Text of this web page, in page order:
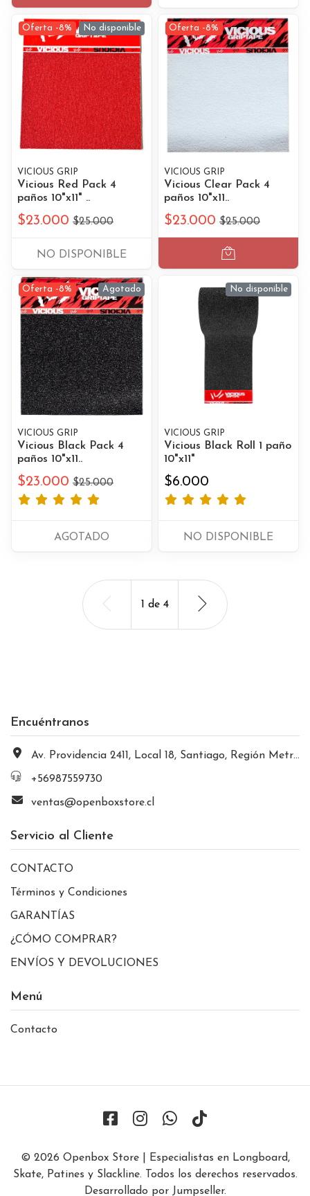
Oferta -8% No disponible
VICIOUS GRIP
Vicious Red Pack 4
paños 10"x11" ..
$23.000 $25.000
NO DISPONIBLE
Oferta -8%
VICIOUS GRIP
Vicious Clear Pack 4
paños 10"x11..
$23.000 $25.000
Oferta -8% Agotado
VICIOUS GRIP
Vicious Black Pack 4
paños 10"x11..
$23.000 $25.000
AGOTADO
No disponible
VICIOUS GRIP
Vicious Black Roll 1 paño
10"x11"
$6.000
NO DISPONIBLE
1 de 4
Encuéntranos
Av. Providencia 2411, Local 18, Santiago, Región Metropolitana, Chile
+56987559730
ventas@openboxstore.cl
Servicio al Cliente
CONTACTO
Términos y Condiciones
GARANTÍAS
¿CÓMO COMPRAR?
ENVÍOS Y DEVOLUCIONES
Menú
Contacto
© 2026 Openbox Store | Especialistas en Longboard,
Skate, Patines y Slackline. Todos los derechos reservados.
Desarrollado por Jumpseller.